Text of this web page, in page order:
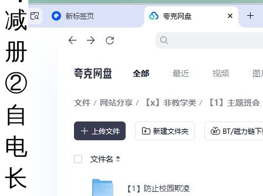
减少数量，没有号的老
册送1000G，电脑注册送
②若电脑夸克网盘提示空
自分享-将里面不需要的
电脑备份），初次使用
长，微信：kjzhan2345